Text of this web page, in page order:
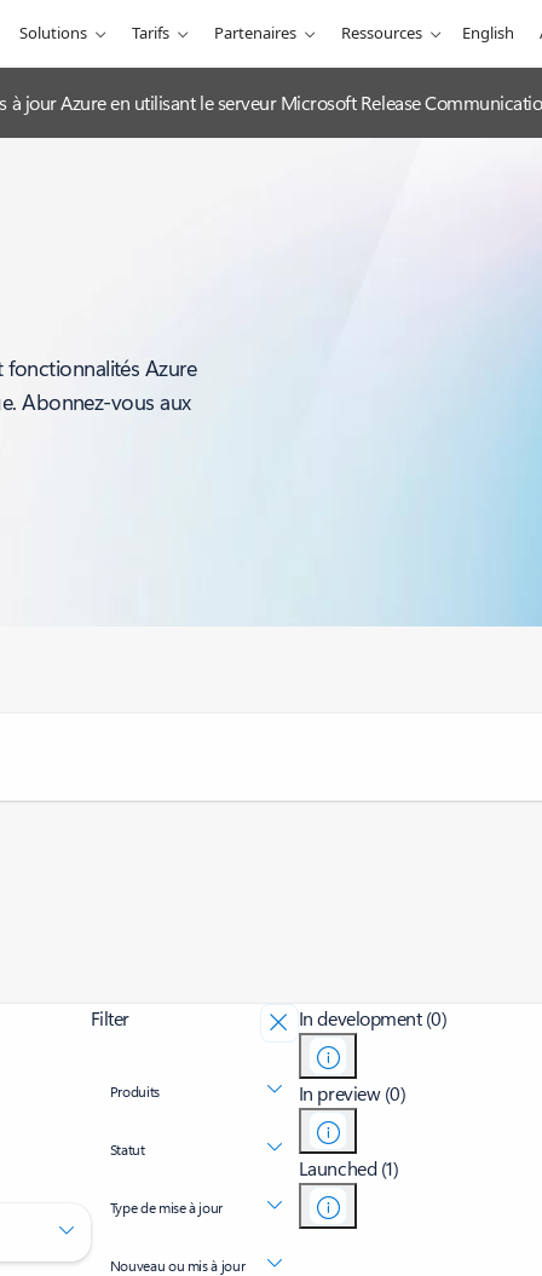
Solutions Tarifs Partenaires Ressources English
à jour Azure en utilisant le serveur Microsoft Release
fonctionnalités Azure
Abonnez-vous aux
Filter
Produits
Statut
Type de mise à jour
Nouveau ou mis à jour
In development (0)
In preview (0)
Launched (1)